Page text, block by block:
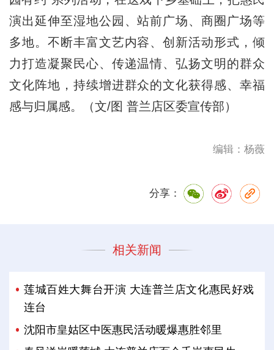
演出延伸至湿地公园、站前广场、商圈广场等
多地。不断丰富文艺内容、创新活动形式，倾
力打造凝聚民心、传递温情、弘扬文明的群众
文化阵地，持续增进群众的文化获得感、幸福
感与归属感。（文/图 普兰店区委宣传部）
编辑：杨薇
分享：
相关新闻
莲城百姓大舞台开演 大连普兰店文化惠民好戏
连台
沈阳市皇姑区中医惠民活动暖爆惠胜邻里